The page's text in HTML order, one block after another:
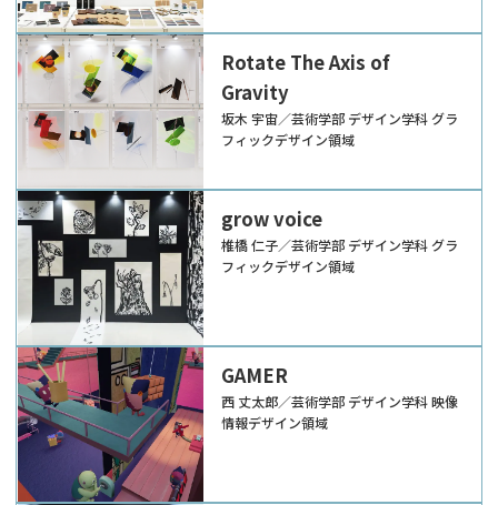
Rotate The Axis of
Gravity
坂木 宇宙／芸術学部 デザイン学科 グラ
フィックデザイン領域
grow voice
椎橋 仁子／芸術学部 デザイン学科 グラ
フィックデザイン領域
GAMER
西 丈太郎／芸術学部 デザイン学科 映像
情報デザイン領域